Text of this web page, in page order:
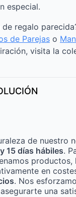
especial.
de regalo
de Parejas o
visita la
de nuestro
15 días hábiles.
en
. Nos
una